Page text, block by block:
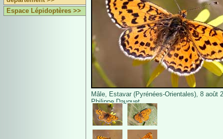
Espace Lépidoptères >>
Mâle, Estavar (Pyrénées-Orientales), 8 août
Philippe Dauguet.